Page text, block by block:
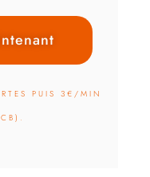
PUIS 3€/MIN